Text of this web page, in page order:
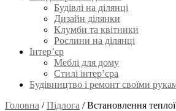
Будівлі на ділянці
Дизайн ділянки
Клумби та квітники
Рослини на ділянці
Інтер’єр
Меблі для дому
Стилі інтер’єра
Будівництво і ремонт своїми
Головна /Підлога /Встановлення